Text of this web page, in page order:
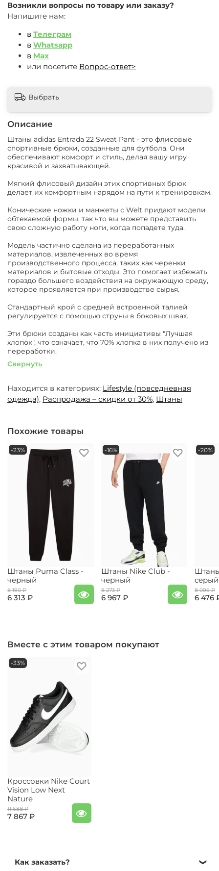
Возникли вопросы по товару или заказу?
Напишите нам:
в Телеграм
в Whatsapp
в Max
или посетите Вопрос-ответ>
Описание
Штаны adidas Entrada 22 Sweat Pant - это флисовые
спортивные брюки, созданные для футбола. Они
обеспечивают комфорт и стиль, делая вашу игру
красивой и захватывающей.
Мягкий флисовый дизайн этих спортивных брюк
делает их комфортным нарядом на пути к тренировкам.
Конические ножки и манжеты с Welt придают модели
обтекаемой формы, так что вы можете представить
свою сложную работу ноги, когда попадете туда.
Модель частично сделана из переработанных
материалов, извлеченных во время
производственного процесса, таких как черенки
материалов и бытовые отходы. Это помогает избежать
гораздо большего воздействия на окружающую среду,
которое проявляется при производстве сырья.
Стандартный крой с средней встроенной талией
регулируется с помощью струны в боковых швах.
Эти брюки созданы как часть инициативы "Лучшая
хлопок", что означает, что 70% хлопка в них получено из
переработки.
Свернуть
Находится в категориях: Lifestyle (повседневная
одежда), Распродажа – скидки от 30%, Штаны
Выбрать
Похожие товары
-23%
Штаны Puma Class -
черный
8 190 ₽
6 313 ₽
-16%
Штаны Nike Club -
черный
8 273 ₽
6 967 ₽
-20%
серый
8 096 ₽
6 476
Вместе с этим товаром покупают
-33%
Кроссовки Nike Court
Vision Low Next
Nature
11 688 ₽
7 867 ₽
Как заказать?